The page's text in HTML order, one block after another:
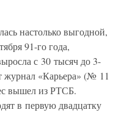
настолько выгодной,
91-го года,
с 30 тысяч до 3-
«Карьера» (№ 11
вышел из РТСБ.
в первую двадцатку